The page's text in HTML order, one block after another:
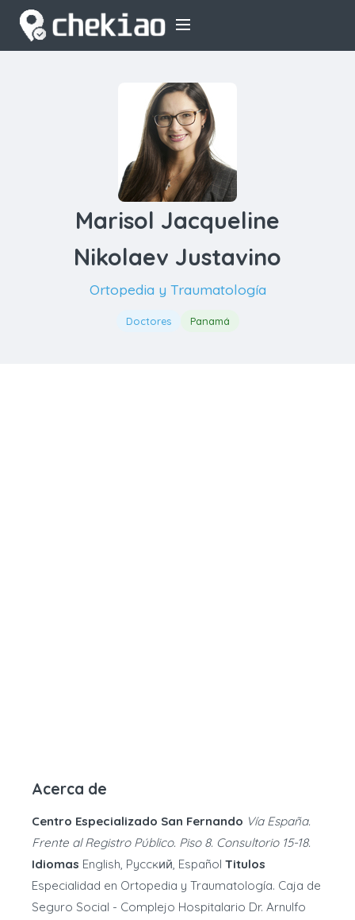
Marisol Jacqueline
Nikolaev Justavino
Ortopedia y Traumatología
Doctores Panamá
Acerca de
Centro Especializado San Fernando Vía España.
Frente al Registro Público. Piso 8. Consultorio 15-18.
Idiomas English, Pyccĸий, Español Titulos
Especialidad en Ortopedia y Traumatología. Caja de
Seguro Social - Complejo Hospitalario Dr. Arnulfo